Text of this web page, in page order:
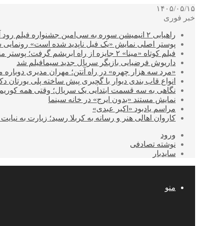
۱۴۰۵/۰۵/۱۵
خبر فوری
راهیابی ۲ انیمیشن سوره به سی‌امین جشنواره فیلم رود آیلند
پوستر اصلی نمایش «یک فیل ناپدید شده است» رونمایی
فیلم کوتاه «مینا» ۲ جایزه از راه ابریشم گرفت؛ پوستر منتشر شد
داریوش فرضیایی بازیگر سریال جدید سیمافیلم شد
«مرد سه هزار چهره» در راه آنتن؛ مهران مدیری
انواع قاب بندی دیوار با گچبری پیش ساخته پلی
نگاهی به سه قسمت ابتدایی یک سریال؛ وقتی همه
نمایش مستند «بدون ایرج» در خانه سینما
مراسم یادبود «اکبر عبدی»
کاروان اهالی هنر و رسانه به کربلا رسید؛ زیارت به
ورود
نوشته تصادفی
سایدبار
منو